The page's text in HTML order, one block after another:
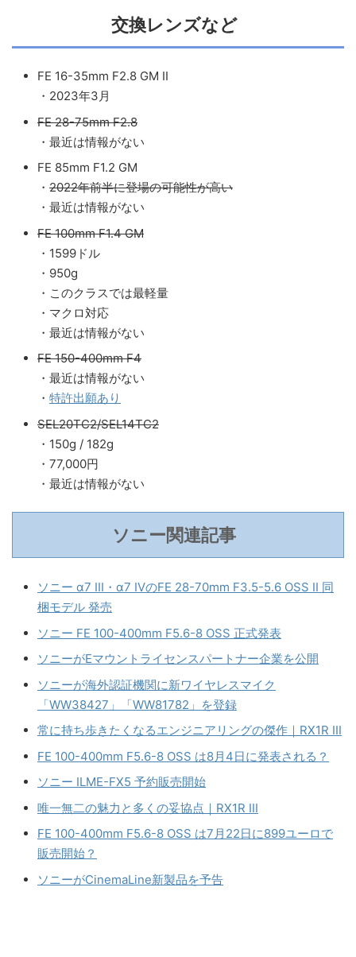
交換レンズなど
FE 16-35mm F2.8 GM II
・2023年3月
FE 28-75mm F2.8
・最近は情報がない
FE 85mm F1.2 GM
・ 2022年前半に登場の可能性が高い
・最近は情報がない
FE 100mm F1.4 GM
・1599ドル
・950g
・このクラスでは最軽量
・マクロ対応
・最近は情報がない
FE 150-400mm F4
・最近は情報がない
・ 特許出願あり
SEL20TC2/SEL14TC2
・150g / 182g
・77,000円
・最近は情報がない
ソニー関連記事
ソニー α7 III・α7 IVのFE 28-70mm F3.5-5.6 OSS II 同
梱モデル 発売
ソニー FE 100-400mm F5.6-8 OSS 正式発表
ソニーがEマウントライセンスパートナー企業を公開
ソニーが海外認証機関に新ワイヤレスマイク
「WW38427」「WW81782」を登録
常に持ち歩きたくなるエンジニアリングの傑作｜RX1R III
FE 100-400mm F5.6-8 OSS は8月4日に発表される？
ソニー ILME-FX5 予約販売開始
唯一無二の魅力と多くの妥協点｜RX1R III
FE 100-400mm F5.6-8 OSS は7月22日に899ユーロで
販売開始？
ソニーがCinemaLine新製品を予告